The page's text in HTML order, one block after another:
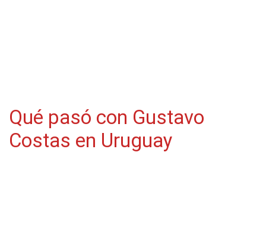
Qué pasó con Gustavo
Costas en Uruguay